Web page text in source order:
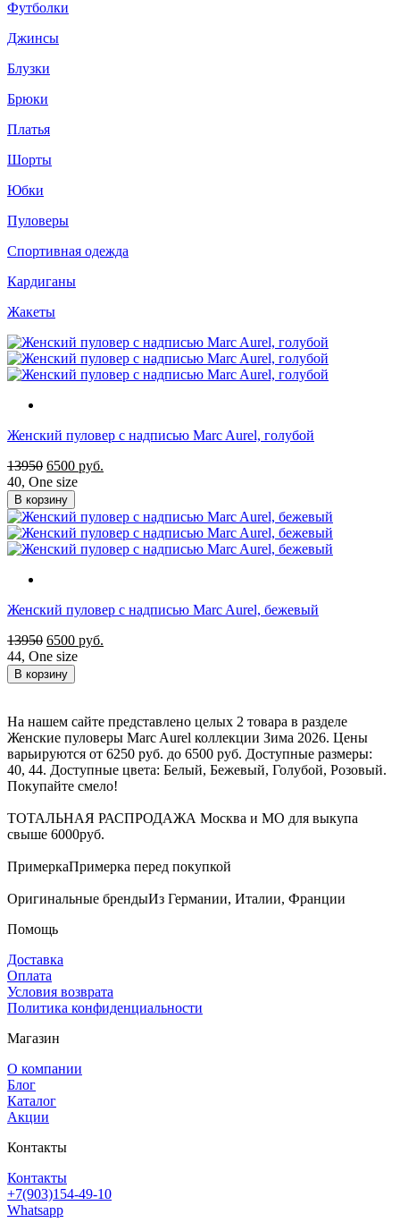
Футболки
Джинсы
Блузки
Брюки
Платья
Шорты
Юбки
Пуловеры
Спортивная одежда
Кардиганы
Жакеты
Женский пуловер с надписью Marc Aurel, голубой
13950 6500 руб.
40, One size
В корзину
Женский пуловер с надписью Marc Aurel, бежевый
13950 6500 руб.
44, One size
В корзину
На нашем сайте представлено целых 2 товара в разделе
Женские пуловеры Marc Aurel коллекции Зима 2026. Цены
варьируются от 6250 руб. до 6500 руб. Доступные размеры:
40, 44. Доступные цвета: Белый, Бежевый, Голубой, Розовый.
Покупайте смело!
ТОТАЛЬНАЯ РАСПРОДАЖА Москва и МО для выкупа
свыше 6000руб.
ПримеркаПримерка перед покупкой
Оригинальные брендыИз Германии, Италии, Франции
Помощь
Доставка
Оплата
Условия возврата
Политика конфиденциальности
Магазин
О компании
Блог
Каталог
Акции
Контакты
Контакты
+7(903)154-49-10
Whatsapp